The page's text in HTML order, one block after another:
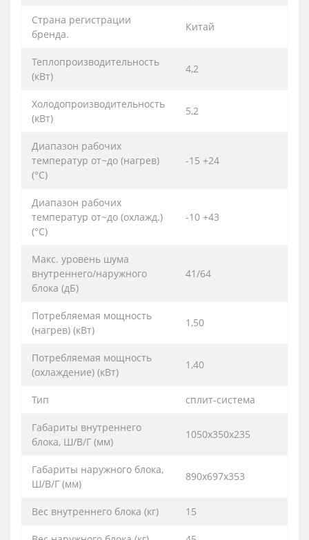
Страна регистрации
бренда.
Китай
Теплопроизводительность
(кВт)
4,2
Холодопроизводительность
(кВт)
5,2
Диапазон рабочих
температур от~до (нагрев)
(°C)
-15 +24
Диапазон рабочих
температур от~до (охлажд.)
(°C)
-10 +43
Макс. уровень шума
внутреннего/наружного
блока (дБ)
41/64
Потребляемая мощность
(нагрев) (кВт)
1,50
Потребляемая мощность
(охлаждение) (кВт)
1,40
Тип сплит-система
Габариты внутреннего
блока, Ш/В/Г (мм)
1050x350x235
Габариты наружного блока,
Ш/В/Г (мм)
890x697x353
Вес внутреннего блока (кг) 15